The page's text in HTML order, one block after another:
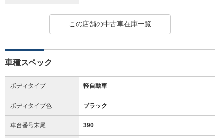
この店舗の中古車在庫一覧
車種スペック
ボディタイプ 軽自動車
ボディタイプ色 ブラック
車台番号末尾 390